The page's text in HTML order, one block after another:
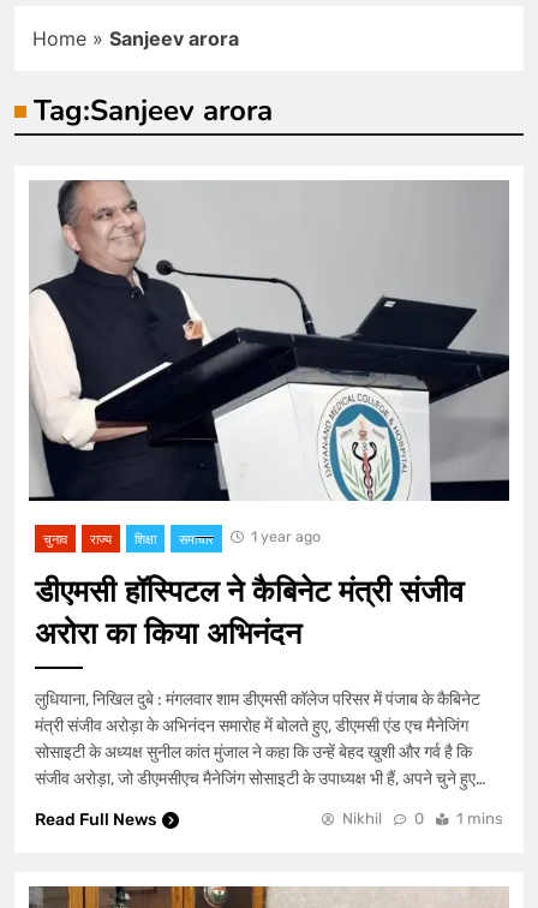
Home » Sanjeev arora
Tag:Sanjeev arora
चुनाव राज्य शिक्षा समाचार 1 year ago
डीएमसी हॉस्पिटल ने कैबिनेट मंत्री संजीव
अरोरा का किया अभिनंदन
लुधियाना, निखिल दुबे : मंगलवार शाम डीएमसी कॉलेज परिसर में पंजाब के कैबिनेट
मंत्री संजीव अरोड़ा के अभिनंदन समारोह में बोलते हुए, डीएमसी एंड एच मैनेजिंग
सोसाइटी के अध्यक्ष सुनील कांत मुंजाल ने कहा कि उन्हें बेहद खुशी और गर्व है कि
संजीव अरोड़ा, जो डीएमसीएच मैनेजिंग सोसाइटी के उपाध्यक्ष भी हैं, अपने चुने हुए…
Read Full News
Nikhil 0 1 mins